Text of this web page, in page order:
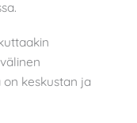
keskustan ja